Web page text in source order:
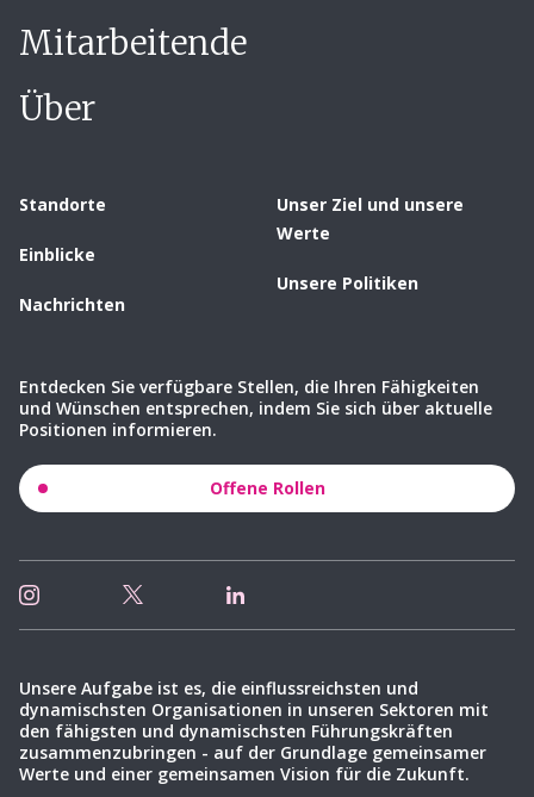
Mitarbeitende
Über
Standorte
Einblicke
Nachrichten
Unser Ziel und unsere
Werte
Unsere Politiken
Entdecken Sie verfügbare Stellen, die Ihren Fähigkeiten
und Wünschen entsprechen, indem Sie sich über aktuelle
Positionen informieren.
Offene Rollen
Unsere Aufgabe ist es, die einflussreichsten und
dynamischsten Organisationen in unseren Sektoren mit
den fähigsten und dynamischsten Führungskräften
zusammenzubringen - auf der Grundlage gemeinsamer
Werte und einer gemeinsamen Vision für die Zukunft.